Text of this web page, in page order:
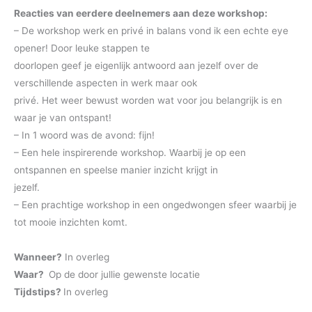
Reacties van eerdere deelnemers aan deze workshop:
– De workshop werk en privé in balans vond ik een echte eye
opener! Door leuke stappen te
doorlopen geef je eigenlijk antwoord aan jezelf over de
verschillende aspecten in werk maar ook
privé. Het weer bewust worden wat voor jou belangrijk is en
waar je van ontspant!
– In 1 woord was de avond: fijn!
– Een hele inspirerende workshop. Waarbij je op een
ontspannen en speelse manier inzicht krijgt in
jezelf.
– Een prachtige workshop in een ongedwongen sfeer waarbij je
tot mooie inzichten komt.
Wanneer? In overleg
Waar? Op de door jullie gewenste locatie
Tijdstips? In overleg